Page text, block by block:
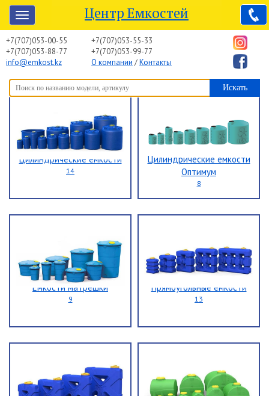
Центр Емкостей
+7(707)053-00-55
+7(707)053-88-77
info@emkost.kz
+7(707)053-55-33
+7(707)053-99-77
О компании /Контакты
Цилиндрические емкости
14
Цилиндрические емкости
Оптимум
8
Емкости матрешки
9
Прямоугольные емкости
13